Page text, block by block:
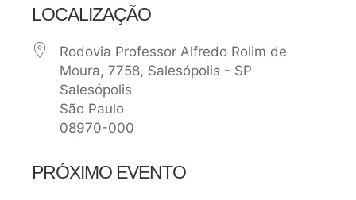
LOCALIZAÇÃO
Rodovia Professor Alfredo Rolim de
Moura, 7758, Salesópolis - SP
Salesópolis
São Paulo
08970-000
PRÓXIMO EVENTO